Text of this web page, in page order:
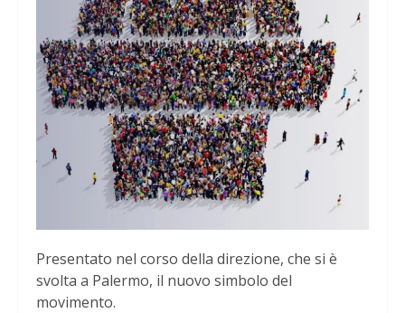
Presentato nel corso della direzione, che si è
svolta a Palermo, il nuovo simbolo del
movimento.